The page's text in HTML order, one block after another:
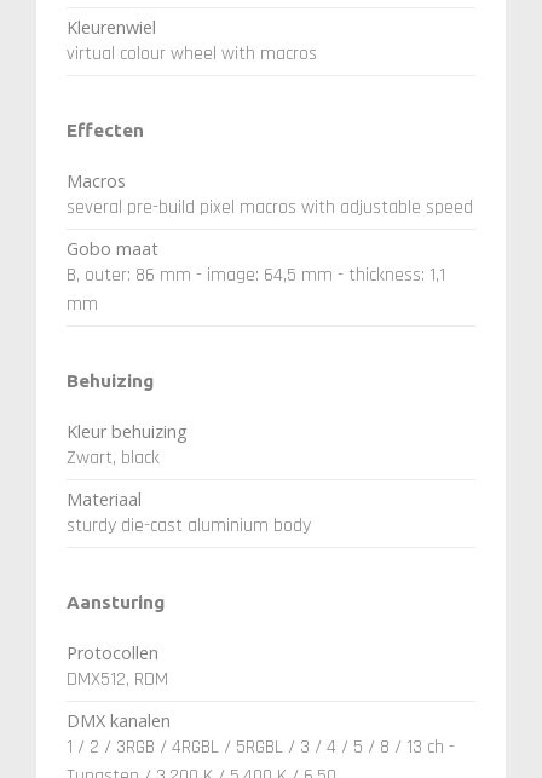
Kleurenwiel
virtual colour wheel with macros
Effecten
Macros
several pre-build pixel macros with adjustable speed
Gobo maat
B, outer: 86 mm - image: 64,5 mm - thickness: 1,1
mm
Behuizing
Kleur behuizing
Zwart, black
Materiaal
sturdy die-cast aluminium body
Aansturing
Protocollen
DMX512, RDM
DMX kanalen
1 / 2 / 3RGB / 4RGBL / 5RGBL / 3 / 4 / 5 / 8 / 13 ch -